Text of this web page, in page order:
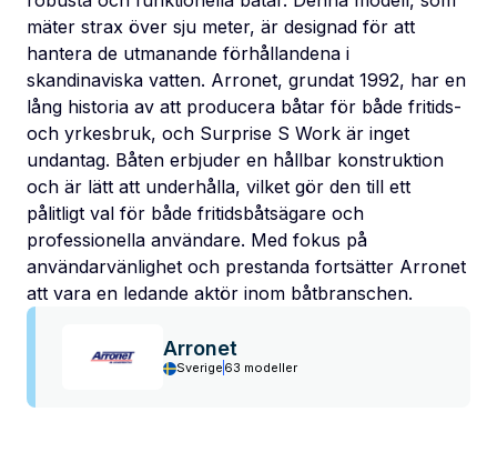
mäter strax över sju meter, är designad för att
hantera de utmanande förhållandena i
skandinaviska vatten. Arronet, grundat 1992, har en
lång historia av att producera båtar för både fritids-
och yrkesbruk, och Surprise S Work är inget
undantag. Båten erbjuder en hållbar konstruktion
och är lätt att underhålla, vilket gör den till ett
pålitligt val för både fritidsbåtsägare och
professionella användare. Med fokus på
användarvänlighet och prestanda fortsätter Arronet
att vara en ledande aktör inom båtbranschen.
Arronet
Sverige 63 modeller